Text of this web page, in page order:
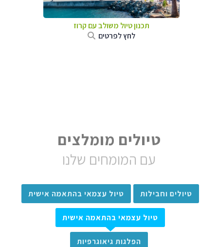
תכנון טיול משולב עם קרוז
לחץ לפרטים
טיולים מומלצים
עם המומחים שלנו
טיולים וחבילות טיול עצמאי בהתאמה אישית
טיול עצמאי בהתאמה אישית
הפלגות גיאוגרפיות